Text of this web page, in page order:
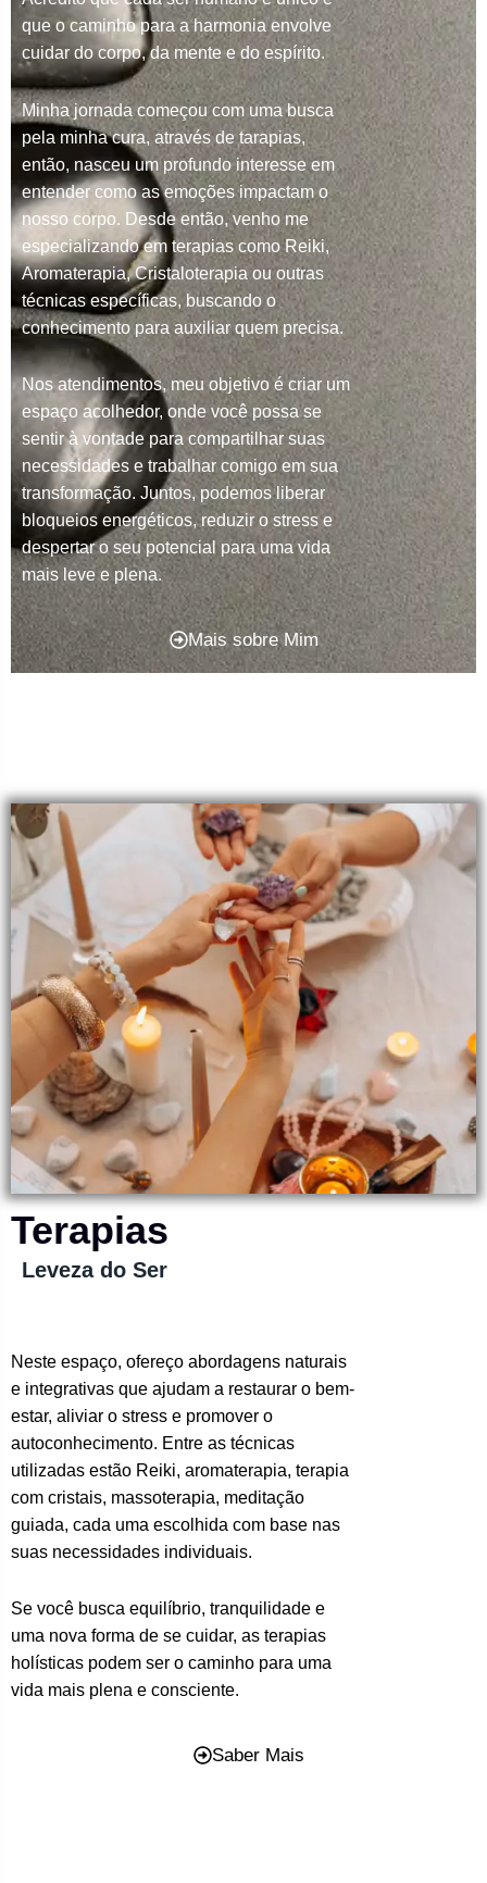
que o caminho para a harmonia envolve
cuidar do corpo, da mente e do espírito.
Minha jornada começou com uma busca
pela minha cura, através de tarapias,
então, nasceu um profundo interesse em
entender como as emoções impactam o
nosso corpo. Desde então, venho me
especializando em terapias como Reiki,
Aromaterapia, Cristaloterapia ou outras
técnicas específicas, buscando o
conhecimento para auxiliar quem precisa.
Nos atendimentos, meu objetivo é criar um
espaço acolhedor, onde você possa se
sentir à vontade para compartilhar suas
necessidades e trabalhar comigo em sua
transformação. Juntos, podemos liberar
bloqueios energéticos, reduzir o stress e
despertar o seu potencial para uma vida
mais leve e plena.
Mais sobre Mim
Terapias
Leveza do Ser
Neste espaço, ofereço abordagens naturais
e integrativas que ajudam a restaurar o bem-
estar, aliviar o stress e promover o
autoconhecimento. Entre as técnicas
utilizadas estão Reiki, aromaterapia, terapia
com cristais, massoterapia, meditação
guiada, cada uma escolhida com base nas
suas necessidades individuais.
Se você busca equilíbrio, tranquilidade e
uma nova forma de se cuidar, as terapias
holísticas podem ser o caminho para uma
vida mais plena e consciente.
Saber Mais